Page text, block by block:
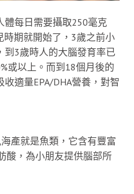
體每日需要攝取250毫克
時期就開始了，3歲之前小
到3歲時人的大腦發育率已
或以上。而到18個月後的
適量EPA/DHA營養，對智
產就是魚類，它含有豐富
酸，為小朋友提供腦部所